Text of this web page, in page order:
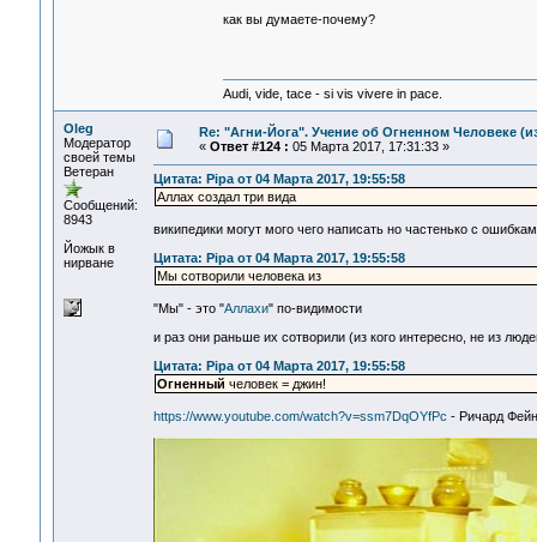
как вы думаете-почему?
Audi, vide, tace - si vis vivere in pace.
Oleg
Модератор
своей темы
Ветеран
Сообщений:
8943
Йожык в
нирване
Re: "Агни-Йога". Учение об Огненном Человеке
« Ответ #124 : 05 Марта 2017, 17:31:33 »
Цитата: Pipa от 04 Марта 2017, 19:55:58
Аллах создал три вида
википедики могут мого чего написать но частенько с
Цитата: Pipa от 04 Марта 2017, 19:55:58
Мы сотворили человека из
"Мы" - это "Аллахи" по-видимости
и раз они раньше их сотворили (из кого интересно, не из
Цитата: Pipa от 04 Марта 2017, 19:55:58
Огненный человек = джин!
https://www.youtube.com/watch?v=ssm7DqOYfPc - Ричард